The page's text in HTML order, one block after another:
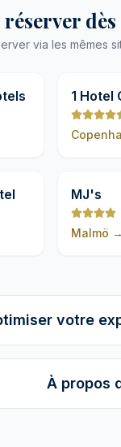
via les mêmes
9,8 1 Hotel
MJ's
Malmö →
votre
À propos